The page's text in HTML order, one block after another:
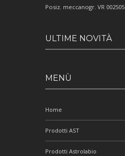
Posiz. meccanogr. VR 002505
ULTIME NOVITÀ
MENÙ
Home
Prodotti AST
Prodotti Astrolabio